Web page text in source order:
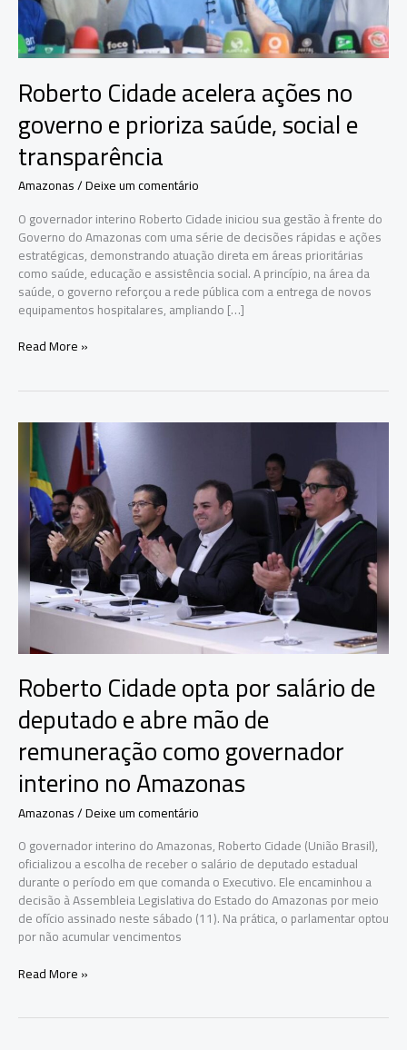
Roberto Cidade acelera ações no
governo e prioriza saúde, social e
transparência
Amazonas/Deixe um comentário
O governador interino Roberto Cidade iniciou sua gestão à frente do
Governo do Amazonas com uma série de decisões rápidas e ações
estratégicas, demonstrando atuação direta em áreas prioritárias
como saúde, educação e assistência social. A princípio, na área da
saúde, o governo reforçou a rede pública com a entrega de novos
equipamentos hospitalares, ampliando […]
Roberto
no
governo
prioriza
saúde,
social
e
transparência
Read More »
Roberto Cidade opta por salário de
deputado e abre mão de
remuneração como governador
interino no Amazonas
Amazonas/Deixe um comentário
O governador interino do Amazonas, Roberto Cidade (União Brasil),
oficializou a escolha de receber o salário de deputado estadual
durante o período em que comanda o Executivo. Ele encaminhou a
decisão à Assembleia Legislativa do Estado do Amazonas por meio
de ofício assinado neste sábado (11). Na prática, o parlamentar optou
por não acumular vencimentos
Roberto
Read More »